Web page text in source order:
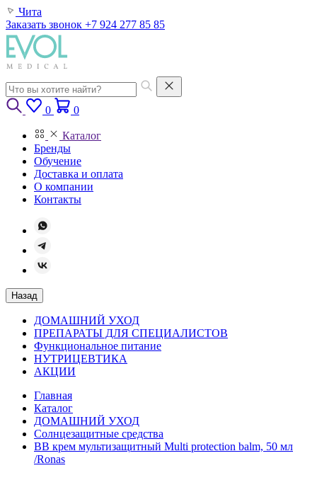
Чита
Заказать звонок +7 924 277 85 85
0 0
Каталог
Бренды
Обучение
Доставка и оплата
О компании
Контакты
Назад
ДОМАШНИЙ УХОД
ПРЕПАРАТЫ ДЛЯ СПЕЦИАЛИСТОВ
Функциональное питание
НУТРИЦЕВТИКА
АКЦИИ
Главная
Каталог
ДОМАШНИЙ УХОД
Солнцезащитные средства
BB крем мультизащитный Multi protection balm, 50 мл
/Ronas